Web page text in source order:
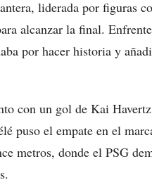
liderada por figuras
alcanzar la final.
por hacer historia y
con un gol de Kai
puso el empate en el
metros, donde el PSG